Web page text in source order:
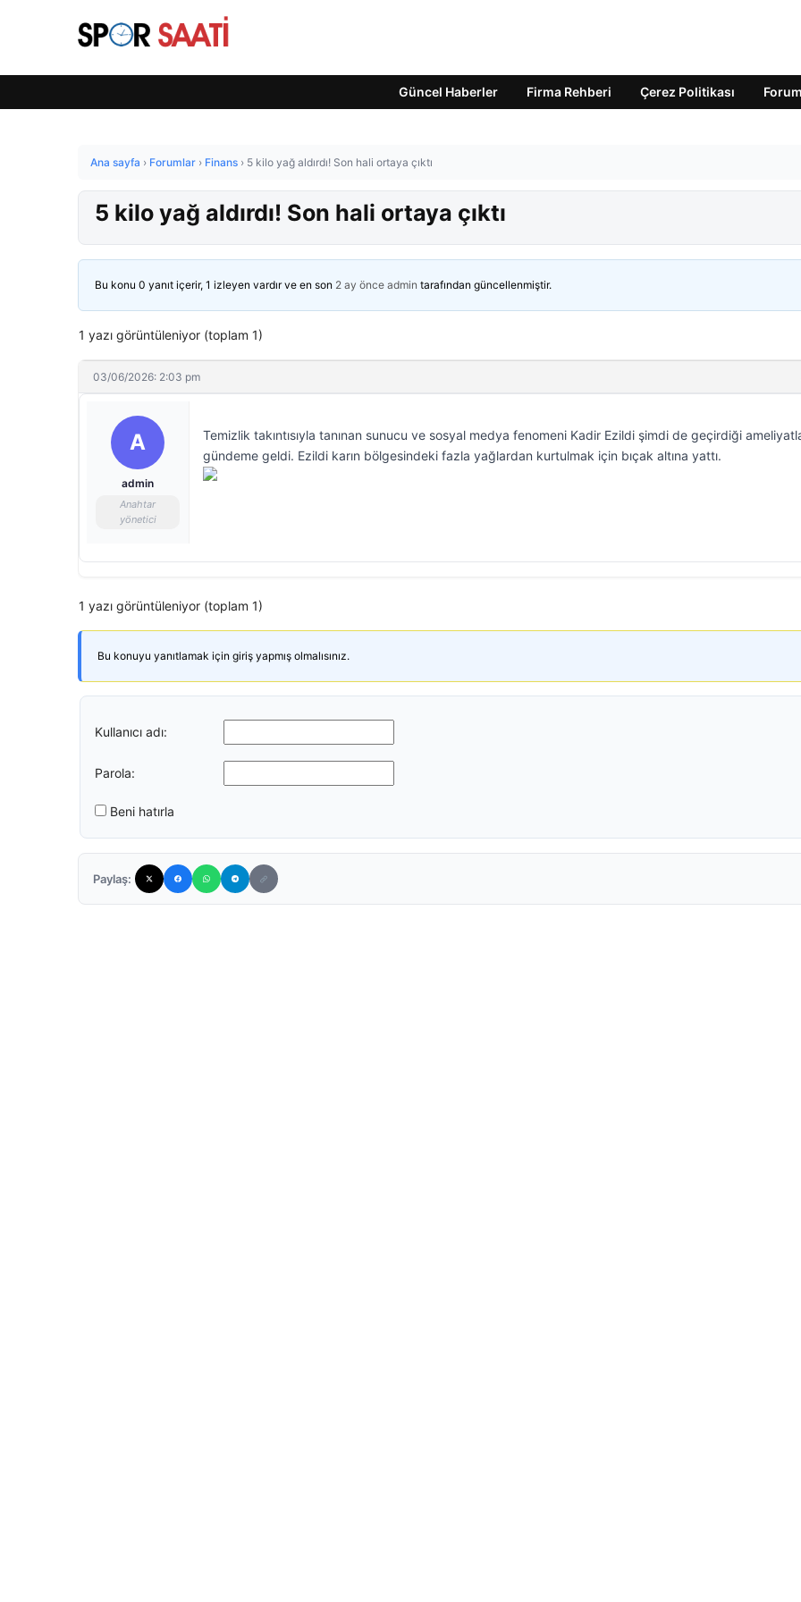
Güncel Haberler Firma Rehberi Çerez Politikası Forum
Ana sayfa › Forumlar › Finans › 5 kilo yağ aldırdı! Son hali ortaya çıktı
5 kilo yağ aldırdı! Son hali ortaya çıktı
Bu konu 0 yanıt içerir, 1 izleyen vardır ve en son 2 ay önce admin tarafından güncellenmiştir.
1 yazı görüntüleniyor (toplam 1)
03/06/2026: 2:03 pm
A
admin
Anahtar
yönetici
Temizlik takıntısıyla tanınan sunucu ve sosyal medya fenomeni Kadir Ezildi şimdi de geçirdiği
gündeme geldi. Ezildi karın bölgesindeki fazla yağlardan kurtulmak için bıçak altına yattı.
1 yazı görüntüleniyor (toplam 1)
Bu konuyu yanıtlamak için giriş yapmış olmalısınız.
Kullanıcı adı:
Parola:
Beni hatırla
Paylaş: